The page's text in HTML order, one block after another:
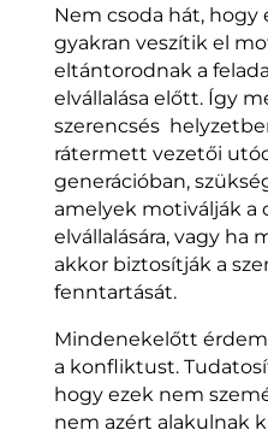
Nem csoda hát, hogy
gyakran veszítik el
eltántorodnak a
elvállalása előtt. Így
szerencsés
rátermett vezetői
generációban,
amelyek motiválják a
elvállalására, vagy ha
akkor biztosítják a
fenntartását.
Mindenekelőtt
a konfliktust.
hogy ezek nem
nem azért alakulnak